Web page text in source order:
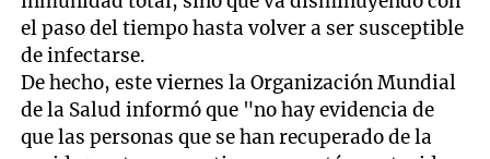
el paso del tiempo hasta volver a ser susceptible
de infectarse.
De hecho, este viernes la Organización Mundial
de la Salud informó que "no hay evidencia de
que las personas que se han recuperado de la